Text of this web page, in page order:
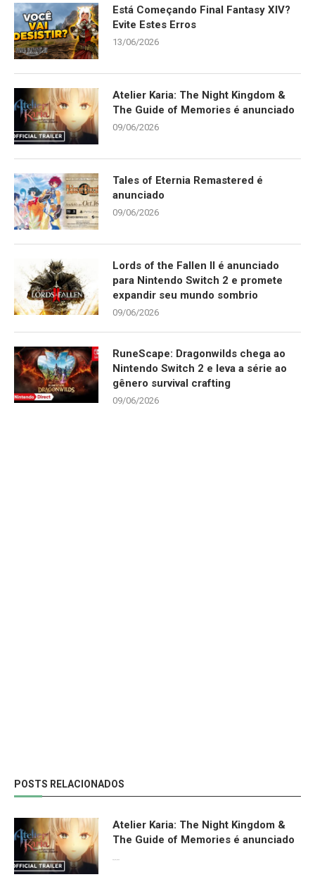
Está Começando Final Fantasy XIV?
Evite Estes Erros
13/06/2026
Atelier Karia: The Night Kingdom &
The Guide of Memories é anunciado
09/06/2026
Tales of Eternia Remastered é
anunciado
09/06/2026
Lords of the Fallen II é anunciado
para Nintendo Switch 2 e promete
expandir seu mundo sombrio
09/06/2026
RuneScape: Dragonwilds chega ao
Nintendo Switch 2 e leva a série ao
gênero survival crafting
09/06/2026
POSTS RELACIONADOS
Atelier Karia: The Night Kingdom &
The Guide of Memories é anunciado